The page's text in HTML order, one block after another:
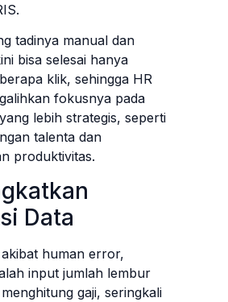
tadinya manual dan
bisa selesai hanya
klik, sehingga HR
fokusnya pada
lebih strategis, seperti
talenta dan
produktivitas.
Data
akibat human error,
input jumlah lembur
gaji, seringkali